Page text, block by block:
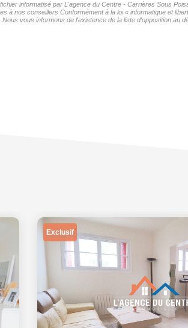
informatisé par L'agence du Centre - Carrières Sous
à nos conseillers Conformément à la loi « informatique et
vous informons de l'existence de la liste d'opposition au
Exclusif